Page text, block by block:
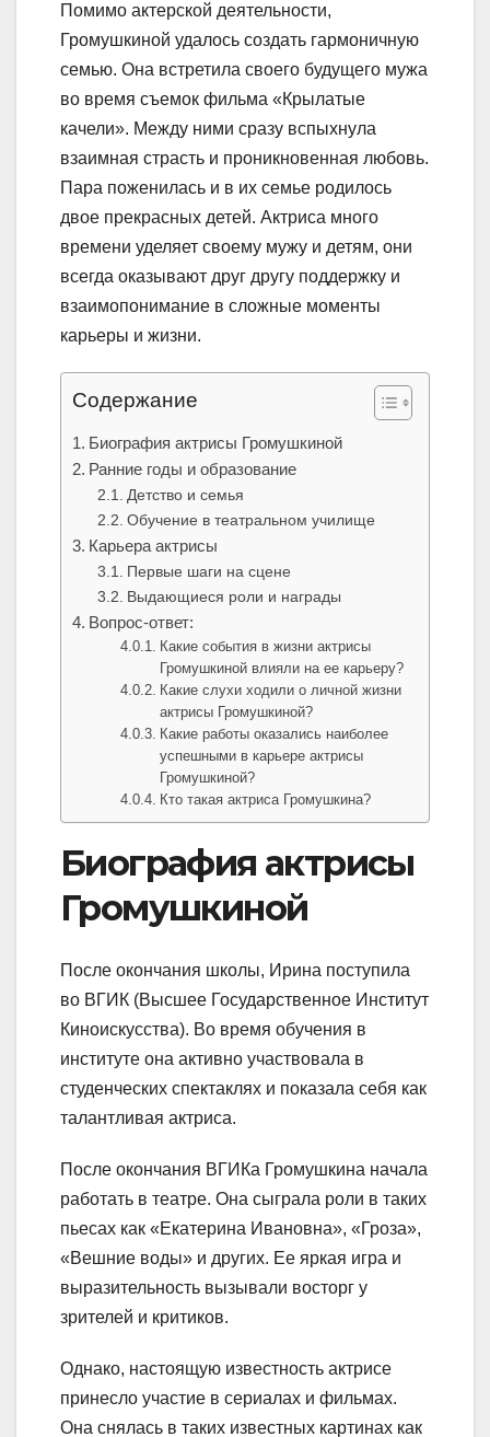
Помимо актерской деятельности,
Громушкиной удалось создать гармоничную
семью. Она встретила своего будущего мужа
во время съемок фильма «Крылатые
качели». Между ними сразу вспыхнула
взаимная страсть и проникновенная любовь.
Пара поженилась и в их семье родилось
двое прекрасных детей. Актриса много
времени уделяет своему мужу и детям, они
всегда оказывают друг другу поддержку и
взаимопонимание в сложные моменты
карьеры и жизни.
Содержание
Биография актрисы Громушкиной
Ранние годы и образование
Детство и семья
Обучение в театральном училище
Карьера актрисы
Первые шаги на сцене
Выдающиеся роли и награды
Вопрос-ответ:
Какие события в жизни актрисы
Громушкиной влияли на ее карьеру?
Какие слухи ходили о личной жизни
актрисы Громушкиной?
Какие работы оказались наиболее
успешными в карьере актрисы
Громушкиной?
Кто такая актриса Громушкина?
Биография актрисы
Громушкиной
После окончания школы, Ирина поступила
во ВГИК (Высшее Государственное Институт
Киноискусства). Во время обучения в
институте она активно участвовала в
студенческих спектаклях и показала себя как
талантливая актриса.
После окончания ВГИКа Громушкина начала
работать в театре. Она сыграла роли в таких
пьесах как «Екатерина Ивановна», «Гроза»,
«Вешние воды» и других. Ее яркая игра и
выразительность вызывали восторг у
зрителей и критиков.
Однако, настоящую известность актрисе
принесло участие в сериалах и фильмах.
Она снялась в таких известных картинах как